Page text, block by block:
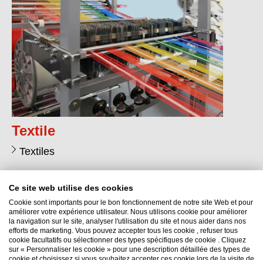
Textile
Textiles
Interflon Maroc
Immeuble 10 Amal 2 - Appartement 5
Ce site web utilise des cookies
Cookie sont importants pour le bon fonctionnement de notre site Web et pour
améliorer votre expérience utilisateur. Nous utilisons cookie pour améliorer
la navigation sur le site, analyser l'utilisation du site et nous aider dans nos
efforts de marketing. Vous pouvez accepter tous les cookie , refuser tous
cookie facultatifs ou sélectionner des types spécifiques de cookie . Cliquez
sur « Personnaliser les cookie » pour une description détaillée des types de